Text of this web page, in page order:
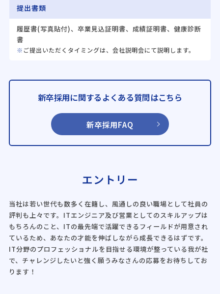
提出書類
履歴書(写真貼付)、卒業見込証明書、成績証明書、健康診断
書
ご提出いただくタイミングは、会社説明会にて説明します。
新卒採用に関するよくある質問はこちら
新卒採用FAQ
エントリー
当社は若い世代も数多く在籍し、風通しの良い職場として社員の
評判も上々です。ITエンジニア及び営業としてのスキルアップは
もちろんのこと、ITの最先端で活躍できるフィールドが用意され
ているため、あなたの才能を伸ばしながら成長できるはずです。
IT分野のプロフェッショナルを目指せる環境が整っている我が社
で、チャレンジしたいと強く願うみなさんの応募をお待ちしてお
ります！